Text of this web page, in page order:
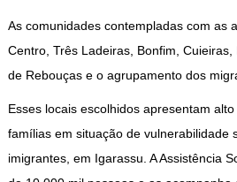
As comunidades contempladas com as
Centro, Três Ladeiras, Bonfim,
de Rebouças e o agrupamento dos
Esses locais escolhidos apresentam
famílias em situação de vulnerabilidade
imigrantes, em Igarassu. A Assistência